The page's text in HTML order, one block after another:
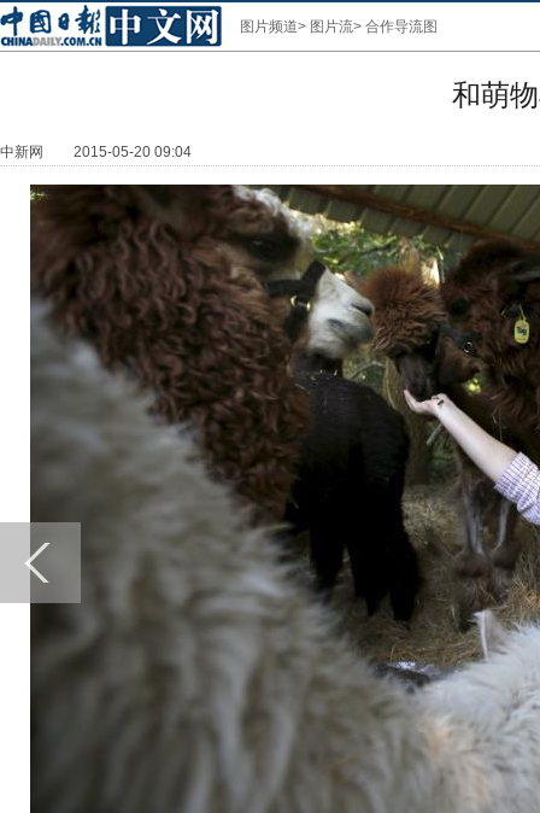
图片频道> 图片流> 合作导流图
和萌
中新网 2015-05-20 09:04